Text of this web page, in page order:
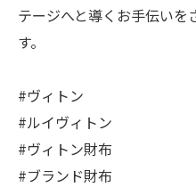
テージへと導くお手伝い
す。
#ヴィトン
#ルイヴィトン
#ヴィトン財布
#ブランド財布